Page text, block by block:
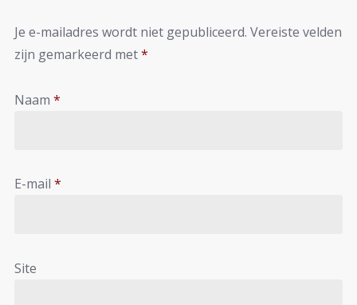
Je e-mailadres wordt niet gepubliceerd. Vereiste velden
zijn gemarkeerd met*
Naam *
E-mail *
Site